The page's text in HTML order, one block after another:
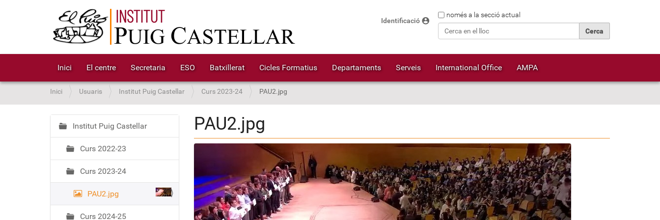
Cercanomés a la secció actual
Identificació account_circle
Inici El centre Secretaria ESO Batxillerat Cicles Formatius Departaments Serveis International Office AMPA
S
o
u
:
Inici Usuaris Institut Puig Castellar Curs 2023-24 PAU2.jpg
PAU2.jpg
N
a
e
a
Institut Puig Castellar
Curs 2022-23
Curs 2023-24
PAU2.jpg
Curs 2024-25